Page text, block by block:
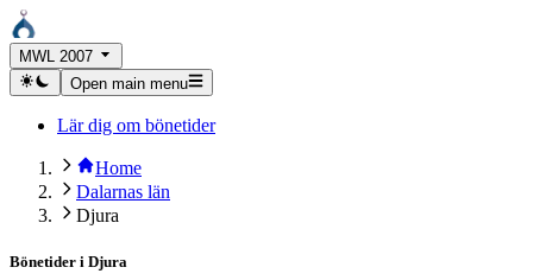
MWL 2007
Open main menu
Lär dig om bönetider
Home
Dalarnas län
Djura
Bönetider i Djura